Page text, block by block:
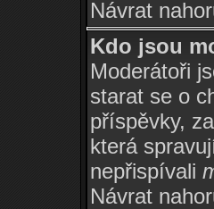
Návrat
Kdo jsou
Moderátoři
starat se o
příspěvky,
která
nepřispívali
Návrat